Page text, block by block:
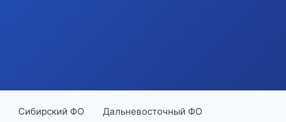
Сибирский ФО Дальневосточный ФО